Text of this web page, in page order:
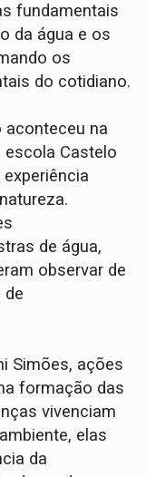
fundamentais
da água e os
os
do cotidiano.
aconteceu na
escola Castelo
de água,
observar de
de
Simões, ações
formação das
vivenciam
elas
da